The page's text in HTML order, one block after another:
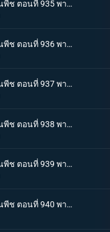
One piece วันพีช ตอนที่ 935 พากย์ไทย โซโลต้องตะลึง! ตัวตนที่แท้จริงของสาวงามผู้เลอโฉม
One piece วันพีช ตอนที่ 936 พากย์ไทย เรียนรู้ถึงแก่น ฮาคิแห่งวาโนะ ริวโอ!
One piece วันพีช ตอนที่ 937 พากย์ไทย โทโนะยาสุ! ผู้เป็นที่รักของเมืองเอบิสุ!
One piece วันพีช ตอนที่ 938 พากย์ไทย สะเทือนทั่วหล้า ตัวตนที่แท้จริงของจอมโจรเจ้าหนูสามฉลู
One piece วันพีช ตอนที่ 939 พากย์ไทย ความเจ็บปวดของพวกพ้อง! การช่วยเหลือโทโนะยาสุที่ถูกจับ
One piece วันพีช ตอนที่ 940 พากย์ไทย ความโกรธของโซโล ตัวตนที่แท้จริงของผลสไมล์!